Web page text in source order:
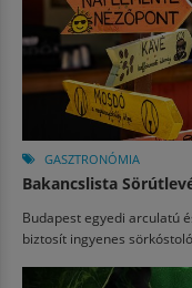
GASZTRONÓMIA
Bakancslista
Budapest egyedi arculatú
biztosít ingyenes